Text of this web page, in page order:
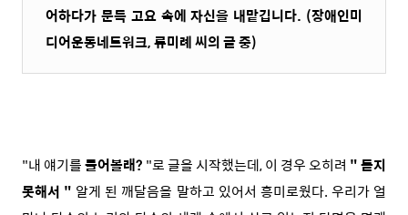
어하다가 문득 고요 속에 자신을 내맡깁니다. (장애인미
디어운동네트워크, 류미례 씨의 글 중)
"내 얘기를들어볼래? "로 글을 시작했는데, 이 경우 오히려 " 듣지
못해서 " 알게 된 깨달음을 말하고 있어서 흥미로웠다. 우리가 얼